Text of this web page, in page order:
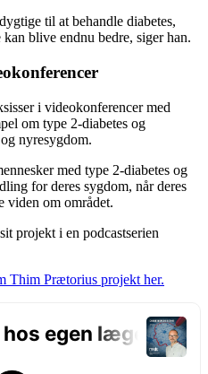
til at behandle diabetes,
blive endnu bedre, siger han.
i videokonferencer med
om type 2-diabetes og
nyresygdom.
med type 2-diabetes og
for deres sygdom, når deres
viden om området.
projekt i en podcastserien
Thim Prætorius projekt her.